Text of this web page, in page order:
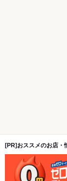
[PR]おススメのお店・